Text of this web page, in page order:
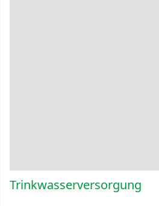
Trinkwasserversorgung